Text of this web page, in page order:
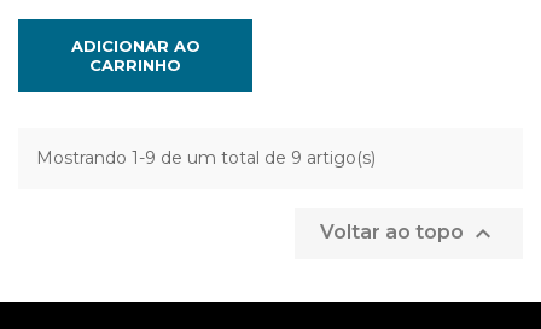
ADICIONAR AO
CARRINHO
Mostrando 1-9 de um total de 9 artigo(s)
Voltar ao topo 